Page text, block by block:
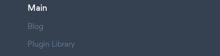
Main
Blog
Plugin Library